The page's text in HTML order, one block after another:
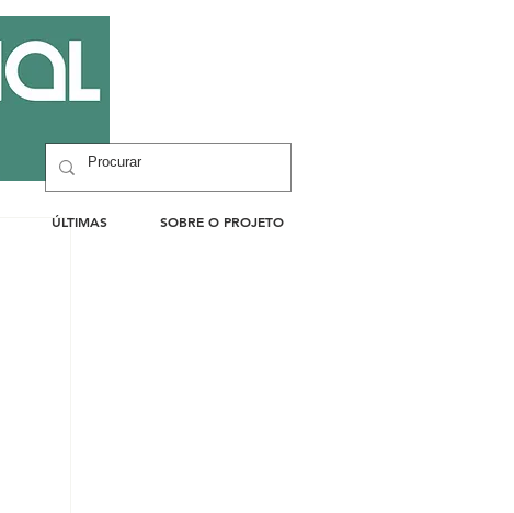
ÚLTIMAS SOBRE O PROJETO